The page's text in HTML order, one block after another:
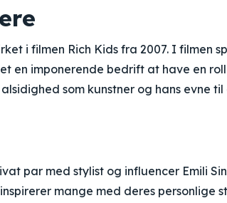
i filmen Rich Kids fra 2007. I filmen
en imponerende bedrift at have en
alsidighed som kunstner og hans evne
par med stylist og influencer Emili
mange med deres personlige